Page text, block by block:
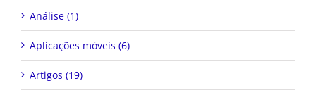
Análise (1)
Aplicações móveis (6)
Artigos (19)